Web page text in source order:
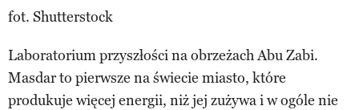
fot. Shutterstock
Laboratorium przyszłości na obrzeżach Abu Zabi.
Masdar to pierwsze na świecie miasto, które
produkuje więcej energii, niż jej zużywa i w ogóle nie